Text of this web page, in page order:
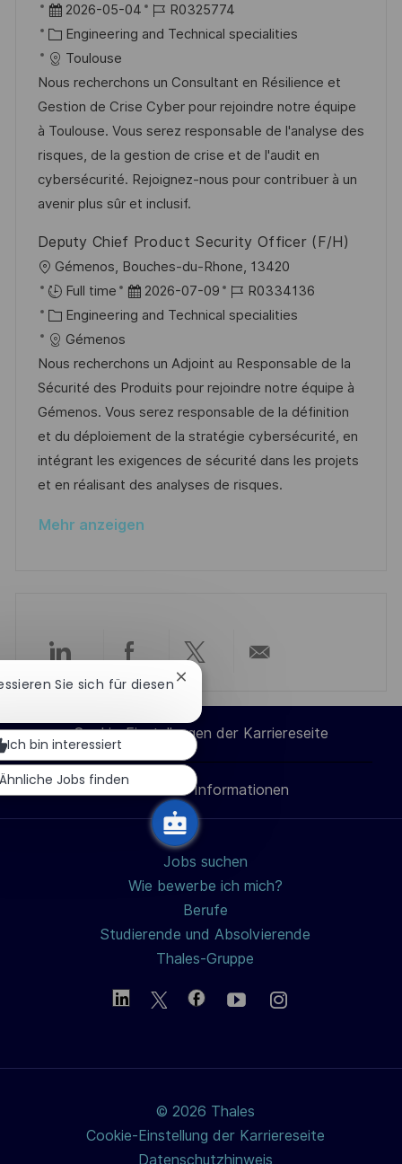
e
t
u
g
r
t
D
a
t
u
m
d
e
r
V
r
ö
f
f
e
n
t
l
i
c
h
u
2026-05-04
J
o
-
I
D
R0325774
K
a
t
e
g
o
r
i
Engineering and Technical specialities
Toulouse
Nous recherchons un Consultant en Résilience et
Gestion de Crise Cyber pour rejoindre notre équipe
à Toulouse. Vous serez responsable de l'analyse des
risques, de la gestion de crise et de l'audit en
cybersécurité. Rejoignez-nous pour contribuer à un
avenir plus sûr et inclusif.
Deputy Chief Product Security Officer (F/H)
O
r
t
Gémenos, Bouches-du-Rhone, 13420
Full time
D
a
u
m
d
e
r
V
r
n
t
i
h
u
n
2026-07-09
J
o
-
I
D
R0334136
K
a
t
e
g
o
r
i
Engineering and Technical specialities
Gémenos
Nous recherchons un Adjoint au Responsable de la
Sécurité des Produits pour rejoindre notre équipe à
Gémenos. Vous serez responsable de la définition
et du déploiement de la stratégie cybersécurité, en
intégrant les exigences de sécurité dans les projets
et en réalisant des analyses de risques.
Mehr anzeigen
teilen
Über
Facebook
teilen
Über
Twitter
teilen
E-
Mail
teilen
Cookie-Einstellungen der Karriereseite
Persönliche Informationen
Jobs suchen
Wie bewerbe ich mich?
Berufe
Studierende und Absolvierende
Thales-Gruppe
© 2026 Thales
Cookie-Einstellung der Karriereseite
Datenschutzhinweis
Sie sich für diesen Chatbot-
schließen
Ich bin interessiert
Ähnliche Jobs finden